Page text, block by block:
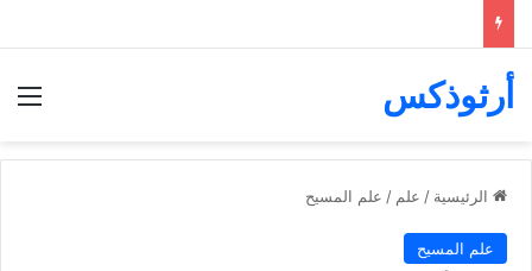
أرثوذكس
الرئيسية / علم / علم المسيح
علم المسيح